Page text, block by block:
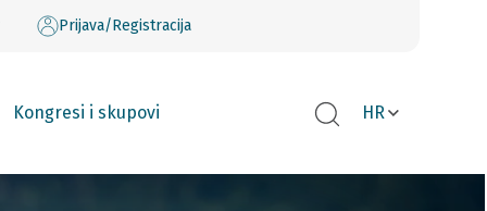
Prijava/Registracija
Kongresi i skupovi HR